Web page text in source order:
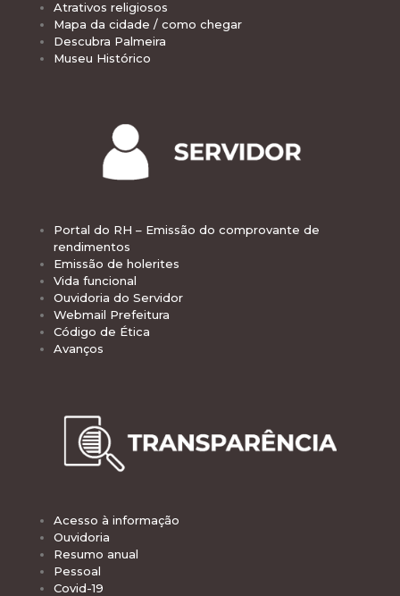
Atrativos religiosos
Mapa da cidade / como chegar
Descubra Palmeira
Museu Histórico
Portal do RH – Emissão do comprovante de
rendimentos
Emissão de holerites
Vida funcional
Ouvidoria do Servidor
Webmail Prefeitura
Código de Ética
Avanços
Acesso à informação
Ouvidoria
Resumo anual
Pessoal
Covid-19